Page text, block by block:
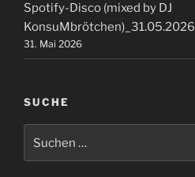
Spotify-Disco (mixed by DJ
KonsuMbrötchen)_31.05.2026
31. Mai 2026
SUCHE
nach: